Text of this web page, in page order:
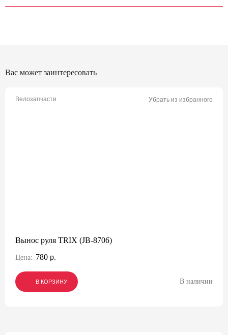
Вас может заинтересовать
Велозапчасти Убрать из избранного
Вынос руля TRIX (JB-8706)
Цена: 780 р.
В КОРЗИНУ
В КОРЗИНУ
В КОРЗИНУ В наличии